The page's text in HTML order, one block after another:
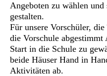
Angeboten zu wählen
gestalten.
Für unsere Vorschüler,
die Vorschule abgestimmt
Start in die Schule zu
beide Häuser Hand in
Aktivitäten ab.